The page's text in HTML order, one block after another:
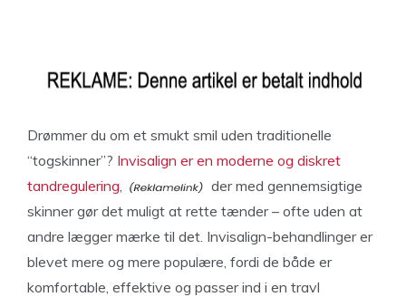
Drømmer du om et smukt smil uden traditionelle
“togskinner”? Invisalign er en moderne og diskret
tandregulering,
der med gennemsigtige
skinner gør det muligt at rette tænder – ofte uden at
andre lægger mærke til det. Invisalign-behandlinger er
blevet mere og mere populære, fordi de både er
komfortable, effektive og passer ind i en travl